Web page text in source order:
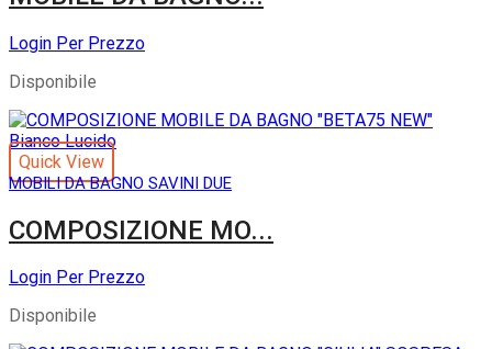
Login Per Prezzo
Disponibile
Quick View
MOBILI DA BAGNO SAVINI DUE
COMPOSIZIONE MO...
Login Per Prezzo
Disponibile